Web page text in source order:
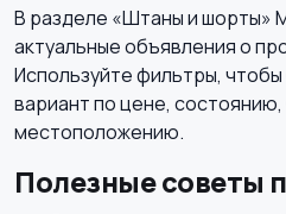
Головные уборы
В разделе «Штаны и шорты»
актуальные объявления о
Используйте фильтры,
вариант по цене,
местоположению.
Полезные советы